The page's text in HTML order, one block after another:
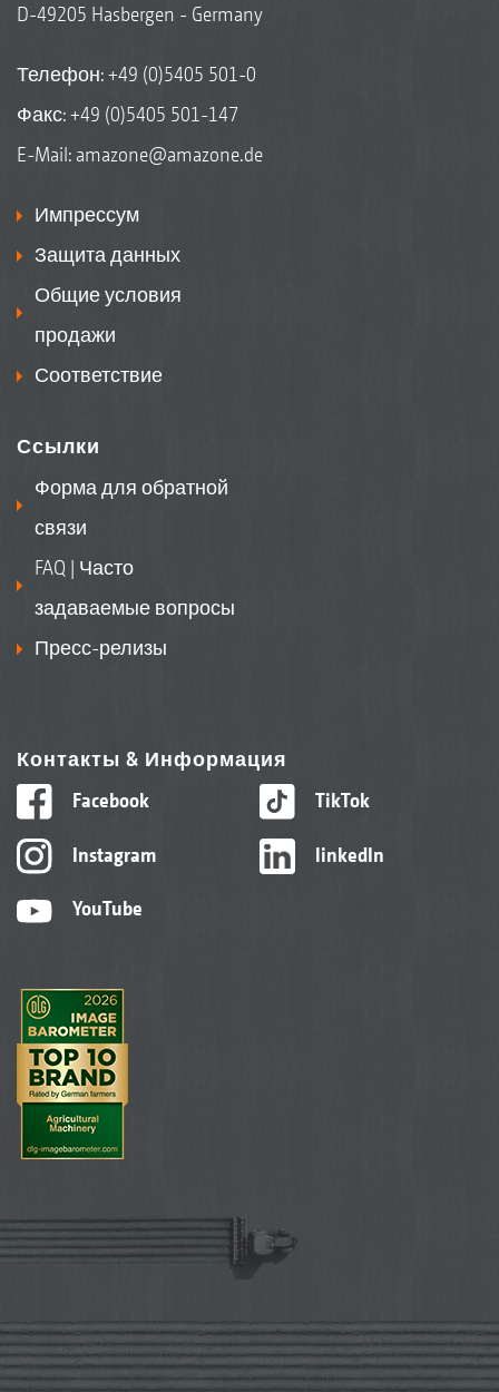
D-49205 Hasbergen - Germany
Телефон:+49 (0)5405 501-0
Факс: +49 (0)5405 501-147
E-Mail: amazone@amazone.de
Импрессум
Защита данных
Общие условия
продажи
Соответствие
Ссылки
Форма для обратной
связи
FAQ | Часто
задаваемые вопросы
Пресс-релизы
Контакты & Информация
Facebook
Instagram
YouTube
TikTok
linkedIn